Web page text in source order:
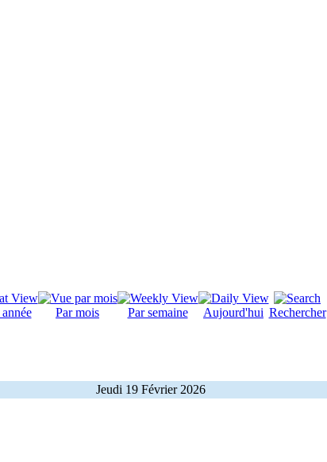
Par mois Par semaine Aujourd'hui Rechercher
Jeudi 19 Février 2026